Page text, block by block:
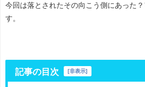
今回は落とされたその向こう側にあった
す。
記事の目次 非表示